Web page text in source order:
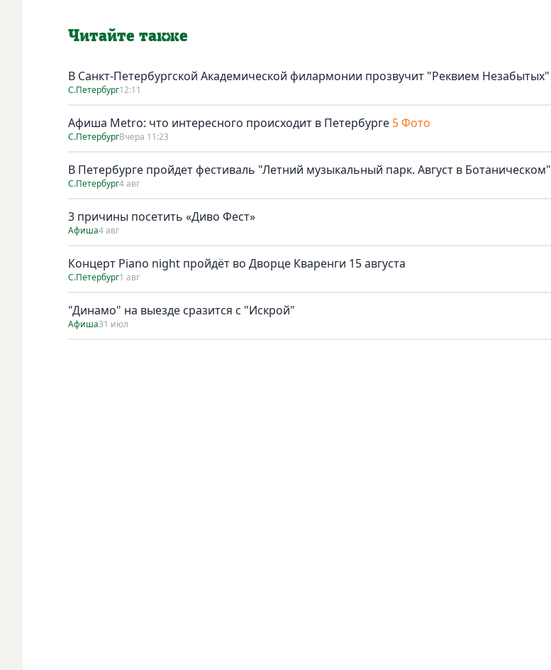
Читайте также
В Санкт-Петербургской Академической филармонии прозвучит "Реквием Незабытых"
С.Петербург12:11
Афиша Metro: что интересного происходит в Петербурге 5 Фото
С.ПетербургВчера 11:23
В Петербурге пройдет фестиваль "Летний музыкальный парк. Август в Ботаническом"
С.Петербург4 авг
3 причины посетить «Диво Фест»
Афиша4 авг
Концерт Piano night пройдёт во Дворце Кваренги 15 августа
С.Петербург1 авг
"Динамо" на выезде сразится с "Искрой"
Афиша31 июл